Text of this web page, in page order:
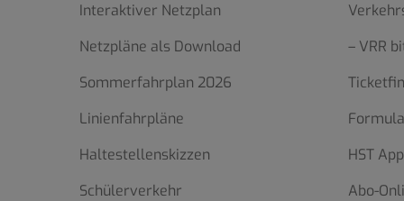
Interaktiver Netzplan
Netzpläne als Download
Sommerfahrplan 2026
Linienfahrpläne
Haltestellenskizzen
Schülerverkehr
– VRR
HST App
Abo-